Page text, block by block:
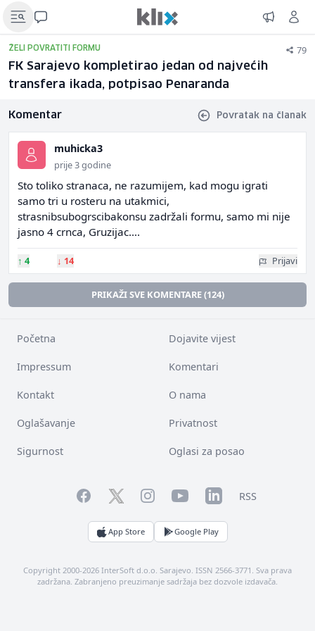
ŽELI POVRATITI FORMU 79
FK Sarajevo kompletirao jedan od najvećih
transfera ikada, potpisao Penaranda
Komentar Povratak na članak
muhicka3
prije 3 godine
Sto toliko stranaca, ne razumijem, kad mogu igrati
samo tri u rosteru na utakmici,
strasnibsubogrscibakonsu zadržali formu, samo mi nije
jasno 4 crnca, Gruzijac....
↑ 4 ↓ 14 Prijavi
PRIKAŽI SVE KOMENTARE (124)
Početna Dojavite vijest
Impressum Komentari
Kontakt O nama
Oglašavanje Privatnost
Sigurnost Oglasi za posao
FacebookTwitterInstagramYouTubeLinkedInRSS
App Store Google Play
Copyright 2000-2026 InterSoft d.o.o. Sarajevo. ISSN 2566-3771. Sva prava
zadržana. Zabranjeno preuzimanje sadržaja bez dozvole izdavača.